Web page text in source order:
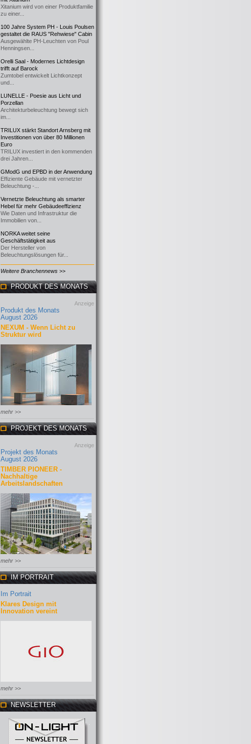
Xitanium wird von einer Produktfamilie
zu einer...
100 Jahre System PH - Louis Poulsen
gestaltet die RAUS "Rehwiese" Cabin
Ausgewählte PH-Leuchten von Poul
Henningsen...
Orelli Saal - Modernes Lichtdesign
trifft auf Barock
Zumtobel entwickelt Lichtkonzept
und...
LUNELLE - Poesie aus Licht und
Porzellan
Architekturbeleuchtung bewegt sich
im...
TRILUX stärkt Standort Arnsberg mit
Investitionen von über 80 Millionen
Euro
TRILUX investiert in den kommenden
drei Jahren...
GModG und EPBD in der Anwendung
Effiziente Gebäude mit vernetzter
Beleuchtung -...
Vernetzte Beleuchtung als smarter
Hebel für mehr Gebäudeeffizienz
Wie Daten und Infrastruktur die
Immobilien von...
NORKA weitet seine
Geschäftstätigkeit aus
Der Hersteller von
Beleuchtungslösungen für...
Weitere Branchennews >>
PRODUKT DES MONATS
Anzeige
Produkt des Monats
August 2026
NEXUM - Wenn Licht zu
Struktur wird
mehr >>
PROJEKT DES MONATS
Anzeige
Projekt des Monats
August 2026
TIMBER PIONEER -
Nachhaltige
Arbeitslandschaften
mehr >>
IM PORTRAIT
Im Portrait
Klares Design mit
Innovation vereint
mehr >>
NEWSLETTER